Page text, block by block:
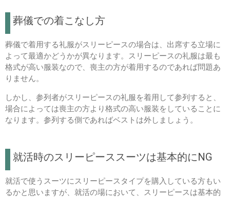
葬儀での着こなし方
葬儀で着用する礼服がスリーピースの場合は、出席する立場に
よって最適かどうかが異なります。スリーピースの礼服は最も
格式が高い服装なので、喪主の方が着用するのであれば問題あ
りません。
しかし、参列者がスリーピースの礼服を着用して参列すると、
場合によっては喪主の方より格式の高い服装をしていることに
なります。参列する側であればベストは外しましょう。
就活時のスリーピーススーツは基本的にNG
就活で使うスーツにスリーピースタイプを購入している方もい
るかと思いますが、就活の場において、スリーピースは基本的